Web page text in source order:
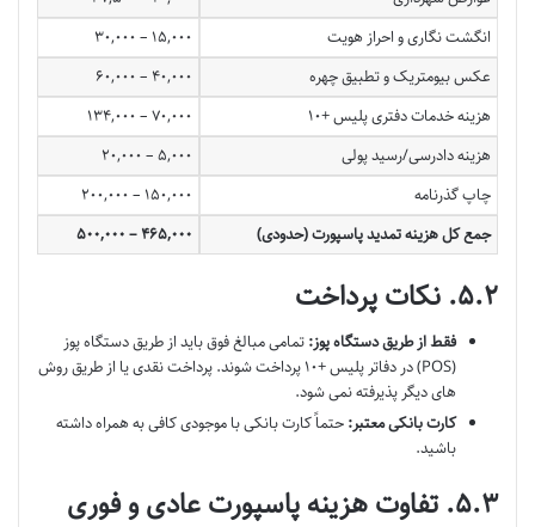
انگشت نگاری و احراز هویت
۱۵,۰۰۰ – ۳۰,۰۰۰
عکس بیومتریک و تطبیق چهره
۴۰,۰۰۰ – ۶۰,۰۰۰
هزینه خدمات دفتری پلیس +۱۰
۷۰,۰۰۰ – ۱۳۴,۰۰۰
هزینه دادرسی/رسید پولی
۵,۰۰۰ – ۲۰,۰۰۰
چاپ گذرنامه
۱۵۰,۰۰۰ – ۲۰۰,۰۰۰
جمع کل هزینه تمدید پاسپورت (حدودی)
۴۶۵,۰۰۰ – ۵۰۰,۰۰۰
۵.۲. نکات پرداخت
فقط از طریق دستگاه پوز: تمامی مبالغ فوق باید از طریق دستگاه پوز
(POS) در دفاتر پلیس +۱۰ پرداخت شوند. پرداخت نقدی یا از طریق روش
های دیگر پذیرفته نمی شود.
کارت بانکی معتبر: حتماً کارت بانکی با موجودی کافی به همراه داشته
باشید.
۵.۳. تفاوت هزینه پاسپورت عادی و فوری